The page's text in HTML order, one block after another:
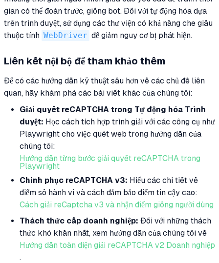
gian có thể đoán trước, giống bot. Đối với tự động hóa dựa
trên trình duyệt, sử dụng các thư viện có khả năng che giấu
thuộc tính WebDriver để giảm nguy cơ bị phát hiện.
Liên kết nội bộ để tham khảo thêm
Để có các hướng dẫn kỹ thuật sâu hơn về các chủ đề liên
quan, hãy khám phá các bài viết khác của chúng tôi:
Giải quyết reCAPTCHA trong Tự động hóa Trình
duyệt: Học cách tích hợp trình giải với các công cụ như
Playwright cho việc quét web trong hướng dẫn của
chúng tôi:
Hướng dẫn từng bước giải quyết reCAPTCHA trong
Playwright
Chinh phục reCAPTCHA v3: Hiểu các chi tiết về
điểm số hành vi và cách đảm bảo điểm tin cậy cao:
Cách giải reCaptcha v3 và nhận điểm giống người dùng
Thách thức cấp doanh nghiệp: Đối với những thách
thức khó khăn nhất, xem hướng dẫn của chúng tôi về
Hướng dẫn toàn diện giải reCAPTCHA v2 Doanh nghiệp
.